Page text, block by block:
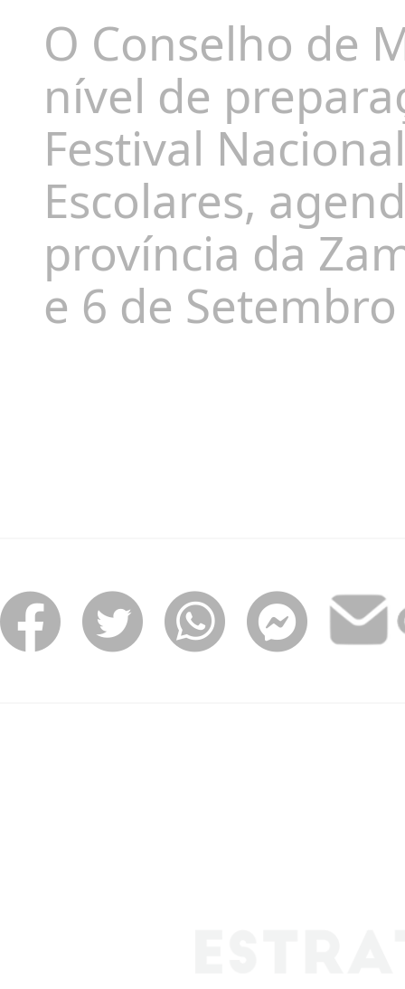
O Conselho de
nível de
Festival
Escolares,
província da
e 6 de